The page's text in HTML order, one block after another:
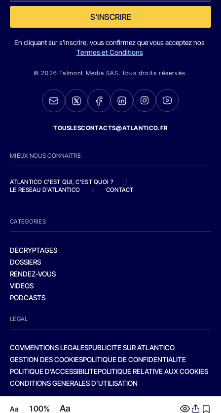
Aa 100% Aa
S'INSCRIRE
En cliquant sur s'inscrire, vous confirmez que vous acceptez nos
Termes et Conditions
© 2026 Talmont Media SAS. tous droits réservés.
TOUSLESCONTACTS@ATLANTICO.FR
MIEUX NOUS CONNAITRE
ATLANTICO C'EST QUI, C'EST QUOI ?
/
LE RESEAU D'ATLANTICO
/ CONTACT
CATEGORIES
DECRYPTAGES
DOSSIERS
RENDEZ-VOUS
VIDEOS
PODCASTS
LEGAL
CGVMENTIONS LEGALESPUBLICITE SUR ATLANTICO
GESTION DES COOKIESPOLITIQUE DE CONFIDENTIALITE
POLITIQUE D’ACCESSIBILITEPOLITIQUE RELATIVE AUX COOKIES
CONDITIONS GENERALES D’UTILISATION